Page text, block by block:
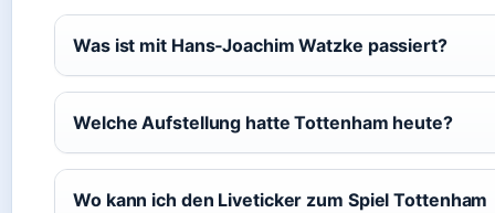
Was ist mit Hans‑Joachim Watzke passiert?
Welche Aufstellung hatte Tottenham heute?
Wo kann ich den Liveticker zum Spiel Tottenham